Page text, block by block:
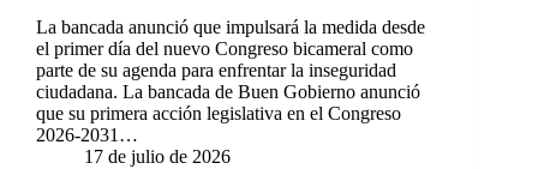
La bancada anunció que impulsará la medida desde
el primer día del nuevo Congreso bicameral como
parte de su agenda para enfrentar la inseguridad
ciudadana. La bancada de Buen Gobierno anunció
que su primera acción legislativa en el Congreso
2026-2031…
17 de julio de 2026